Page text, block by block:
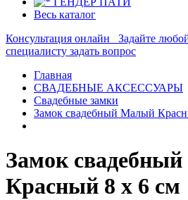
Весь каталог
Консультация онлайн
Задайте
специалисту задать вопрос
Главная
СВАДЕБНЫЕ АКСЕССУАРЫ
Свадебные замки
Замок свадебный Малый
Замок
Красный 8 х 6 см